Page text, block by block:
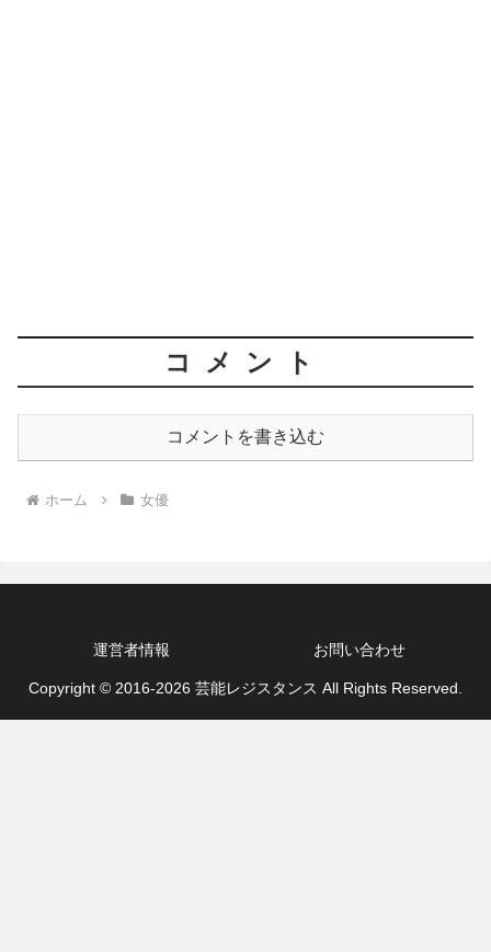
コメント
コメントを書き込む
ホーム 女優
運営者情報 お問い合わせ
Copyright © 2016-2026 芸能レジスタンス All Rights Reserved.